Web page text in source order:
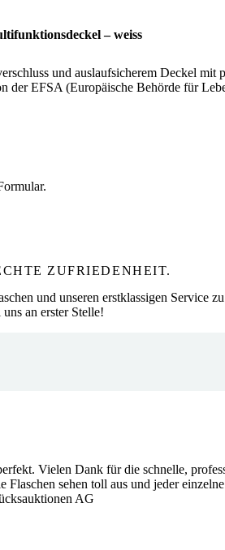
– weiss
und auslaufsicherem Deckel
EFSA (Europäische Behörde für
ZUFRIEDENHEIT.
und unseren erstklassigen Service
an erster Stelle!
Vielen Dank für die schnelle,
sehen toll aus und jeder
AG